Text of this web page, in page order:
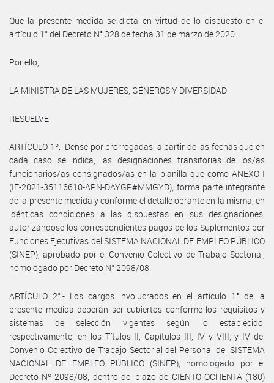
Que la presente medida se dicta en virtud de lo dispuesto en el
artículo 1° del Decreto N° 328 de fecha 31 de marzo de 2020.
Por ello,
LA MINISTRA DE LAS MUJERES, GÉNEROS Y DIVERSIDAD
RESUELVE:
ARTÍCULO 1º.- Dense por prorrogadas, a partir de las fechas que en
cada caso se indica, las designaciones transitorias de los/as
funcionarios/as consignados/as en la planilla que como ANEXO I
(IF-2021-35116610-APN-DAYGP#MMGYD), forma parte integrante
de la presente medida y conforme el detalle obrante en la misma, en
idénticas condiciones a las dispuestas en sus designaciones,
autorizándose los correspondientes pagos de los Suplementos por
Funciones Ejecutivas del SISTEMA NACIONAL DE EMPLEO PÚBLICO
(SINEP), aprobado por el Convenio Colectivo de Trabajo Sectorial,
homologado por Decreto N° 2098/08.
ARTÍCULO 2°.- Los cargos involucrados en el artículo 1° de la
presente medida deberán ser cubiertos conforme los requisitos y
sistemas de selección vigentes según lo establecido,
respectivamente, en los Títulos II, Capítulos III, IV y VIII, y IV del
Convenio Colectivo de Trabajo Sectorial del Personal del SISTEMA
NACIONAL DE EMPLEO PÚBLICO (SINEP), homologado por el
Decreto Nº 2098/08, dentro del plazo de CIENTO OCHENTA (180)